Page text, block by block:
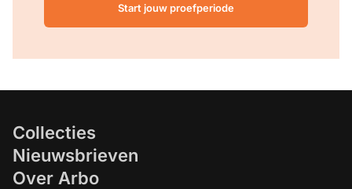
Start jouw proefperiode
Collecties
Nieuwsbrieven
Over Arbo